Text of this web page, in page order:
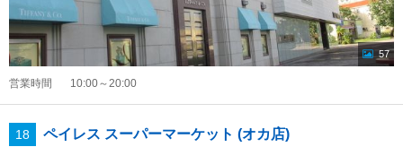
57
営業時間 10:00～20:00
18 ペイレス スーパーマーケット (オカ店)